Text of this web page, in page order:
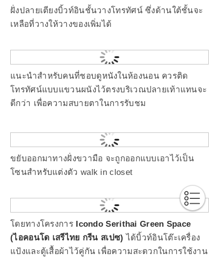
ฝั่งปลายเตียงบิ้วท์อินชั้นวางโทรทัศน์ ซึ่งด้านใต้ชั้นจะ
เหลือที่วางให้วางของเพิ่มได้
แนะนำสำหรับคนที่ชอบดูหนังในห้องนอน ควรติด
โทรทัศน์แบบแขวนผนังไว้ตรงบริเวณปลายเท้าแทนจะ
ดีกว่า เพื่อความสบายตาในการรับชม
ขยับออกมาทางฝั่งขวามือ จะถูกออกแบบเอาไว้เป็น
โซนสำหรับแต่งตัว walk in closet
โดยทางโครงการ Icondo Serithai Green Space
(ไอคอนโด เสรีไทย กรีน สเปซ)ได้บิ้วท์อินโต๊ะเครื่อง
แป้งและตู้เสื้อผ้าไว้คู่กัน เพื่อความสะดวกในการใช้งาน